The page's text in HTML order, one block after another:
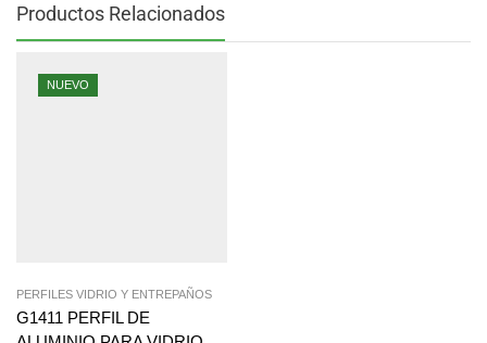
Productos Relacionados
NUEVO
PERFILES VIDRIO Y ENTREPAÑOS
G1411 PERFIL DE